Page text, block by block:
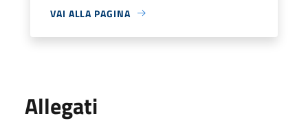
VAI ALLA PAGINA
Allegati